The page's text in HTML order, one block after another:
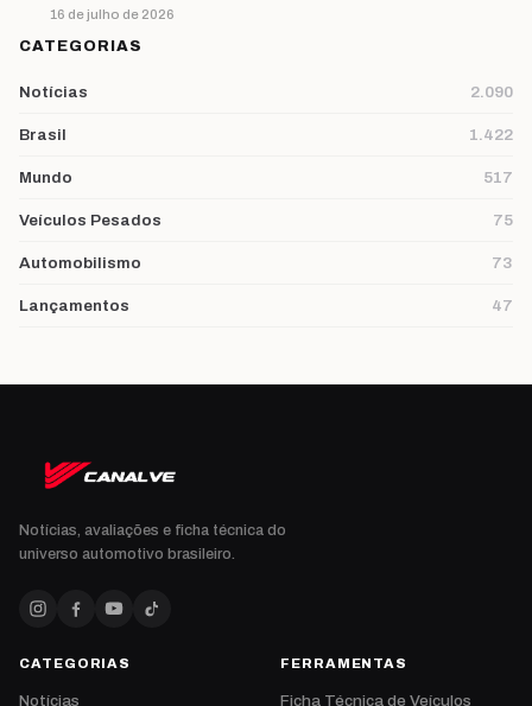
16 de julho de 2026
CATEGORIAS
Notícias 2.090
Brasil 1.422
Mundo 517
Veículos Pesados 75
Automobilismo 73
Lançamentos 47
Notícias, avaliações e ficha técnica do
universo automotivo brasileiro.
CATEGORIAS
Notícias
FERRAMENTAS
Ficha Técnica de Veículos